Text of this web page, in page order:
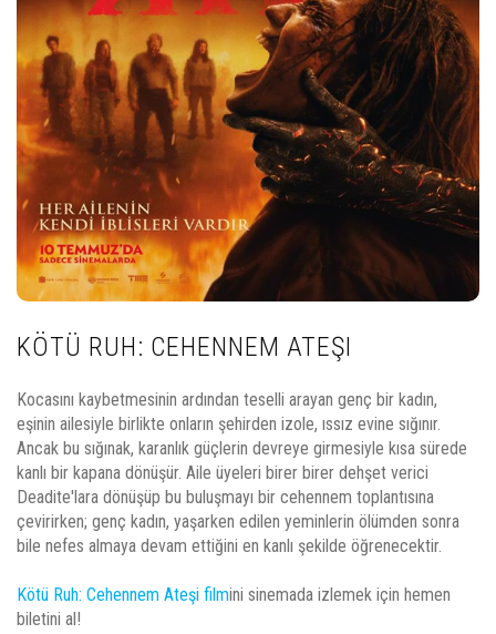
KÖTÜ RUH: CEHENNEM ATEŞI
Kocasını kaybetmesinin ardından teselli arayan genç bir kadın,
eşinin ailesiyle birlikte onların şehirden izole, ıssız evine sığınır.
Ancak bu sığınak, karanlık güçlerin devreye girmesiyle kısa sürede
kanlı bir kapana dönüşür. Aile üyeleri birer birer dehşet verici
Deadite'lara dönüşüp bu buluşmayı bir cehennem toplantısına
çevirirken; genç kadın, yaşarken edilen yeminlerin ölümden sonra
bile nefes almaya devam ettiğini en kanlı şekilde öğrenecektir.
Kötü Ruh: Cehennem Ateşi filmini sinemada izlemek için hemen
biletini al!